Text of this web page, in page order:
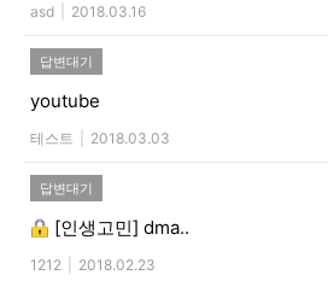
asd 2018.03.16
답변대기
youtube
테스트 2018.03.03
답변대기
[인생고민] dma..
1212 2018.02.23